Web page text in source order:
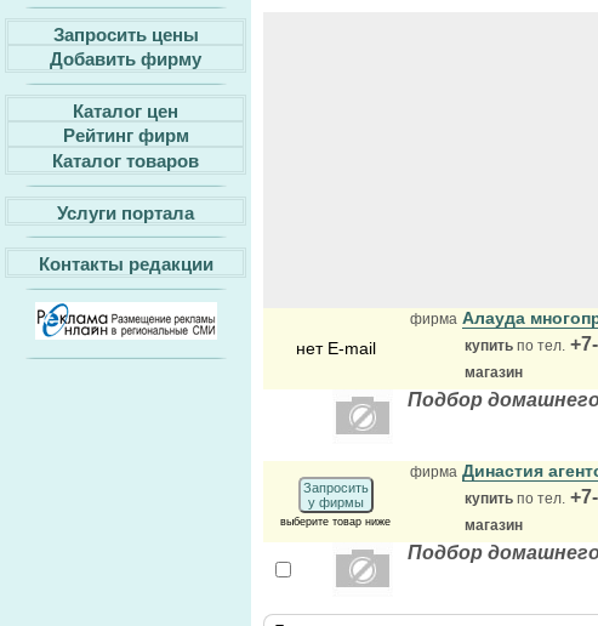
Запросить цены
Добавить фирму
Каталог цен
Рейтинг фирм
Каталог товаров
Услуги портала
Контакты редакции
нет E-mail
фирма Алауда
купить по тел.
магазин
Подбор
Запросить
у фирмы
выберите товар ниже
фирма Династия
купить по тел.
магазин
Подбор